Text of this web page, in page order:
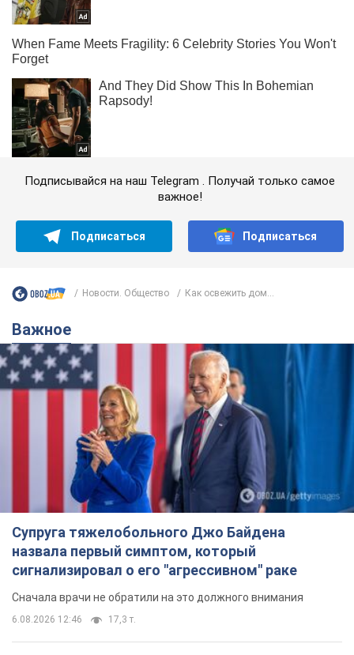
Подписывайся на наш Telegram . Получай только самое
важное!
Подписаться Подписаться
Новости. Общество Как освежить дом...
Важное
Супруга тяжелобольного Джо Байдена
назвала первый симптом, который
сигнализировал о его "агрессивном" раке
Сначала врачи не обратили на это должного внимания
6.08.2026 12:46 17,3 т.